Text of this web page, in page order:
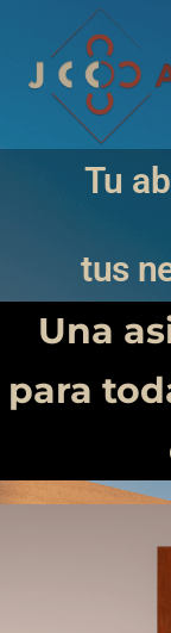
contenido
Tu
tus
Una
para